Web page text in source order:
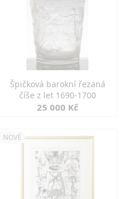
Špičková barokní řezaná
číše z let 1690-1700
25 000 Kč
NOVÉ